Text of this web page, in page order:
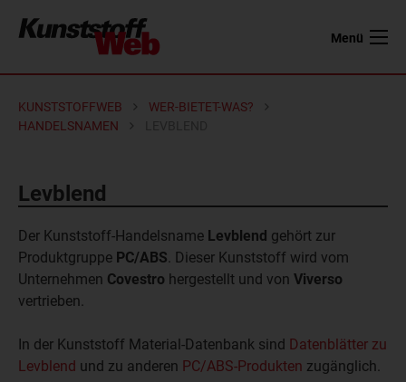
Menü
KUNSTSTOFFWEB
WER-BIETET-WAS?
HANDELSNAMEN
Levblend
Der Kunststoff-Handelsname Levblend gehört zur
Produktgruppe PC/ABS. Dieser Kunststoff wird vom
Unternehmen Covestro hergestellt und von Viverso
vertrieben.
In der Kunststoff Material-Datenbank sind Datenblätter zu
Levblend und zu anderen PC/ABS-Produkten zugänglich.